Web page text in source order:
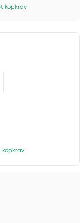
köpkrav
köpkrav